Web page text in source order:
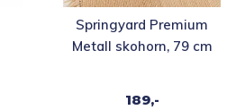
Springyard Premium
Metall skohorn, 79 cm
189,-